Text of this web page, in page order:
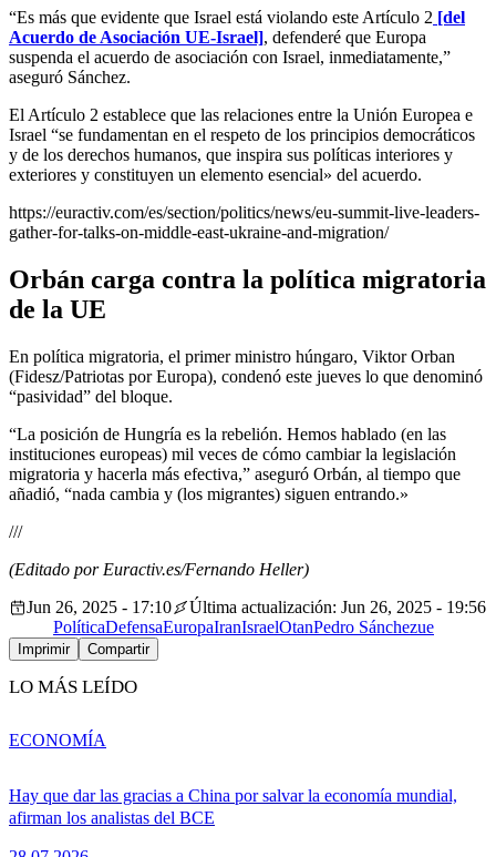
“Es más que evidente que Israel está violando este Artículo 2 [del
Acuerdo de Asociación UE-Israel], defenderé que Europa
suspenda el acuerdo de asociación con Israel, inmediatamente,”
aseguró Sánchez.
El Artículo 2 establece que las relaciones entre la Unión Europea e
Israel “se fundamentan en el respeto de los principios democráticos
y de los derechos humanos, que inspira sus políticas interiores y
exteriores y constituyen un elemento esencial» del acuerdo.
https://euractiv.com/es/section/politics/news/eu-summit-live-leaders-
gather-for-talks-on-middle-east-ukraine-and-migration/
Orbán carga contra la política migratoria
de la UE
En política migratoria, el primer ministro húngaro, Viktor Orban
(Fidesz/Patriotas por Europa), condenó este jueves lo que denominó
“pasividad” del bloque.
“La posición de Hungría es la rebelión. Hemos hablado (en las
instituciones europeas) mil veces de cómo cambiar la legislación
migratoria y hacerla más efectiva,” aseguró Orbán, al tiempo que
añadió, “nada cambia y (los migrantes) siguen entrando.»
///
(Editado por Euractiv.es/Fernando Heller)
Jun 26, 2025 - 17:10
Última actualización: Jun 26, 2025 - 19:56
PolíticaDefensaEuropaIranIsraelOtanPedro Sánchezue
Imprimir Compartir
LO MÁS LEÍDO
Hay que dar las gracias a China por salvar la economía mundial,
afirman los analistas del BCE
ECONOMÍA